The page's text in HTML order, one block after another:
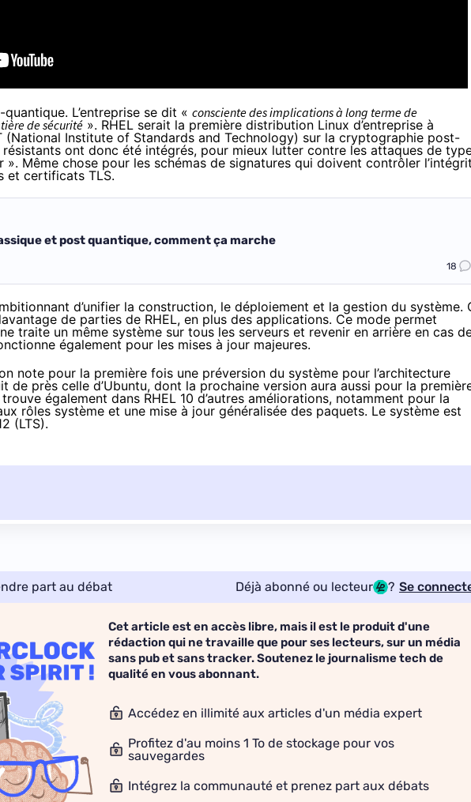
L’entreprise se dit « consciente des implications à long terme de
de sécurité ». RHEL serait la première distribution Linux d’entreprise à
(National Institute of Standards and Technology) sur la cryptographie post-
ont donc été intégrés, pour mieux lutter contre les attaques de
Même chose pour les schémas de signatures qui doivent contrôler
et certificats TLS.
et post quantique, comment ça marche
18
d’unifier la construction, le déploiement et la gestion du système.
de parties de RHEL, en plus des applications. Ce mode permet
traite un même système sur tous les serveurs et revenir en arrière en cas
également pour les mises à jour majeures.
note pour la première fois une préversion du système pour l’architecture
de près celle d’Ubuntu, dont la prochaine version aura aussi pour la
également dans RHEL 10 d’autres améliorations, notamment pour la
rôles système et une mise à jour généralisée des paquets. Le système est
(LTS).
part au débat Déjà abonné ou lecteur ? Se
Cet article est en accès libre, mais il est le produit d'une
rédaction qui ne travaille que pour ses lecteurs, sur un média
sans pub et sans tracker. Soutenez le journalisme tech de
qualité en vous abonnant.
Accédez en illimité aux articles d'un média expert
Profitez d'au moins 1 To de stockage pour vos
sauvegardes
Intégrez la communauté et prenez part aux débats